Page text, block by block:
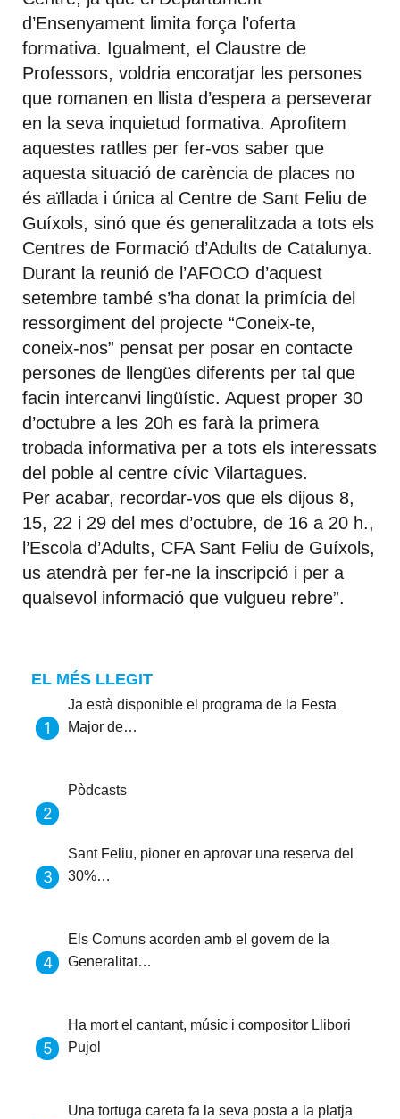
d’Ensenyament limita força l’oferta
formativa. Igualment, el Claustre de
Professors, voldria encoratjar les persones
que romanen en llista d’espera a perseverar
en la seva inquietud formativa. Aprofitem
aquestes ratlles per fer-vos saber que
aquesta situació de carència de places no
és aïllada i única al Centre de Sant Feliu de
Guíxols, sinó que és generalitzada a tots els
Centres de Formació d’Adults de Catalunya.
Durant la reunió de l’AFOCO d’aquest
setembre també s’ha donat la primícia del
ressorgiment del projecte “Coneix-te,
coneix-nos” pensat per posar en contacte
persones de llengües diferents per tal que
facin intercanvi lingüístic. Aquest proper 30
d’octubre a les 20h es farà la primera
trobada informativa per a tots els interessats
del poble al centre cívic Vilartagues.
Per acabar, recordar-vos que els dijous 8,
15, 22 i 29 del mes d’octubre, de 16 a 20 h.,
l’Escola d’Adults, CFA Sant Feliu de Guíxols,
us atendrà per fer-ne la inscripció i per a
qualsevol informació que vulgueu rebre”.
EL MÉS LLEGIT
Ja està disponible el programa de la Festa
Major de…
Pòdcasts
Sant Feliu, pioner en aprovar una reserva del
30%…
Els Comuns acorden amb el govern de la
Generalitat…
Ha mort el cantant, músic i compositor Llibori
Pujol
Una tortuga careta fa la seva posta a la platja